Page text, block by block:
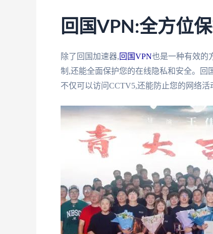
回国VPN:全方位
除了回国加速器,回国VPN也是一种有效的
制,还能全面保护您的在线隐私和安全。回
不仅可以访问CCTV5,还能防止您的网络